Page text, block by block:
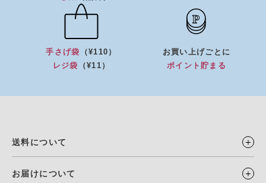
手さげ袋
（¥110）
レジ袋
（¥11）
お買い上げごとに
ポイント貯まる
送料について
お届けについて